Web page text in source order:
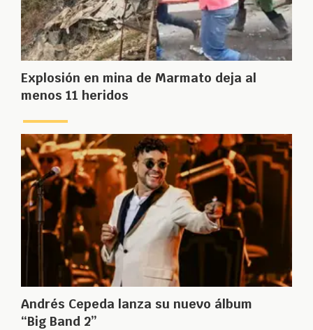
Explosión en mina de Marmato deja al
menos 11 heridos
Andrés Cepeda lanza su nuevo álbum
“Big Band 2”